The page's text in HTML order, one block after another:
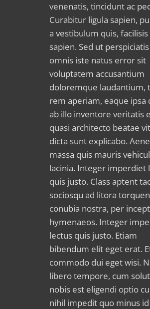
venenatis, tincidunt ac
Curabitur ligula sapien,
a vestibulum quis, facilisis
sapien. Sed ut
omnis iste natus error sit
voluptatem accusantium
doloremque laudantium,
rem aperiam, eaque ipsa
ab illo inventore veritatis
quasi architecto beatae
dicta sunt explicabo.
massa quis mauris
lacinia. Integer imperdiet
quis justo. Class aptent
sociosqu ad litora
conubia nostra, per
hymenaeos. Integer
lectus quis justo. Etiam
bibendum elit eget erat.
commodo dui eget wisi.
libero tempore, cum
nobis est eligendi optio
nihil impedit quo minus